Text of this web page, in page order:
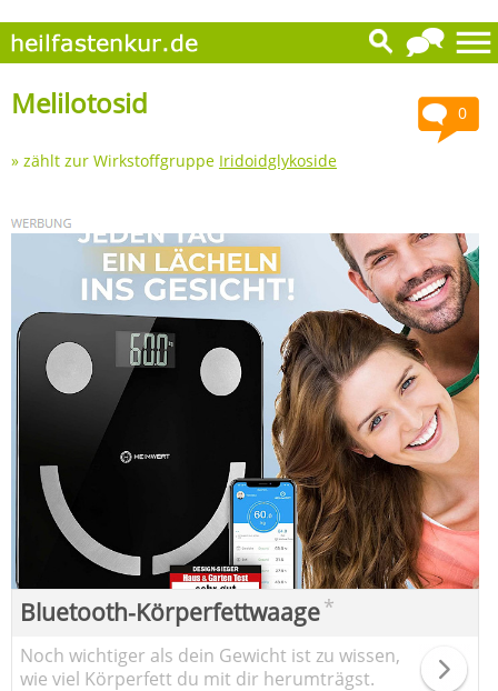
0
Melilotosid
» zählt zur Wirkstoffgruppe Iridoidglykoside
Bluetooth-Körperfettwaage*
Noch wichtiger als dein Gewicht ist zu wissen,
wie viel Körperfett du mit dir herumträgst.